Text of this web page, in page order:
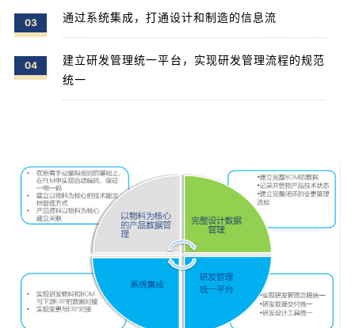
03 通过系统集成，打通设计和制造的信息流
04
建立研发管理统一平台，实现研发管理流程的规范
统一